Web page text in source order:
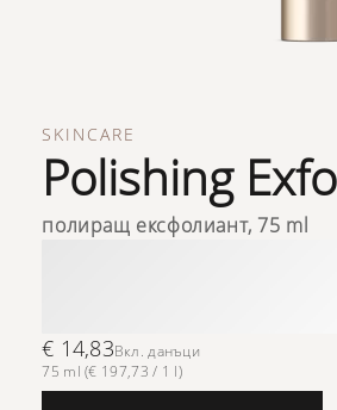
SKINCARE
Polishing
полиращ ексфолиант, 75 ml
€ 14,83Вкл. данъци
75 ml (€ 197,73 / 1 l)